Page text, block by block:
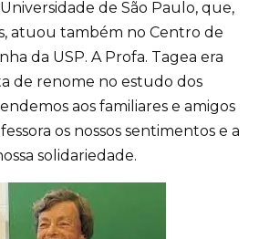
de São Paulo, que,
atuou também no Centro de
da USP. A Profa. Tagea era
de renome no estudo dos
aos familiares e amigos
os nossos sentimentos e a
solidariedade.